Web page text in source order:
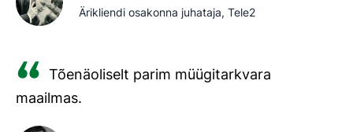
Ärikliendi osakonna juhataja, Tele2
Tõenäoliselt parim müügitarkvara
maailmas.